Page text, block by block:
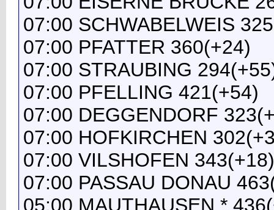
07:00 SCHWABELWEIS
07:00 PFATTER 360(+24)
07:00 STRAUBING
07:00 PFELLING 421(+54)
07:00 DEGGENDORF
07:00 HOFKIRCHEN
07:00 VILSHOFEN 343(+18)
07:00 PASSAU DONAU
05:00 MAUTHAUSEN *